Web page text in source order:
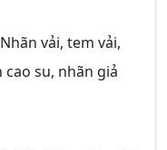
Nhãn vải, tem vải,
su, nhãn giả